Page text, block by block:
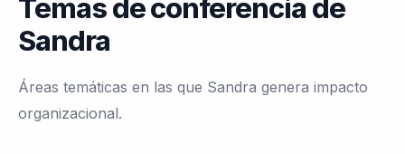
Temas de conferencia de
Sandra
Áreas temáticas en las que Sandra genera impacto
organizacional.